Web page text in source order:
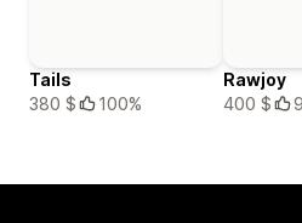
Tails
380 $
100%
Rawjoy
400 $